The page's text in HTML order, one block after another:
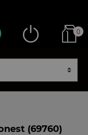
0
(69760)